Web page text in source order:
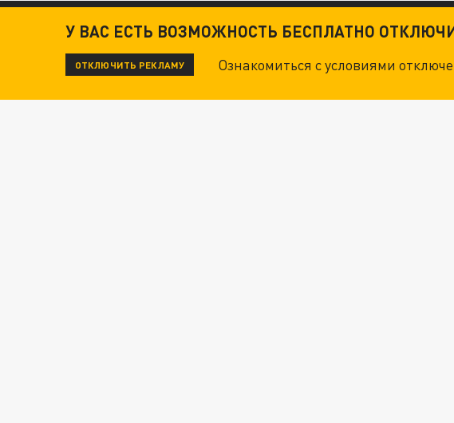
У ВАС ЕСТЬ ВОЗМОЖНОСТЬ БЕСПЛАТНО
ОТКЛЮЧИТЬ РЕКЛАМУ Ознакомиться с условиями